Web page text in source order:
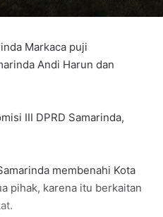
Markaca puji
Andi Harun dan
III DPRD Samarinda,
membenahi Kota
pihak, karena itu berkaitan